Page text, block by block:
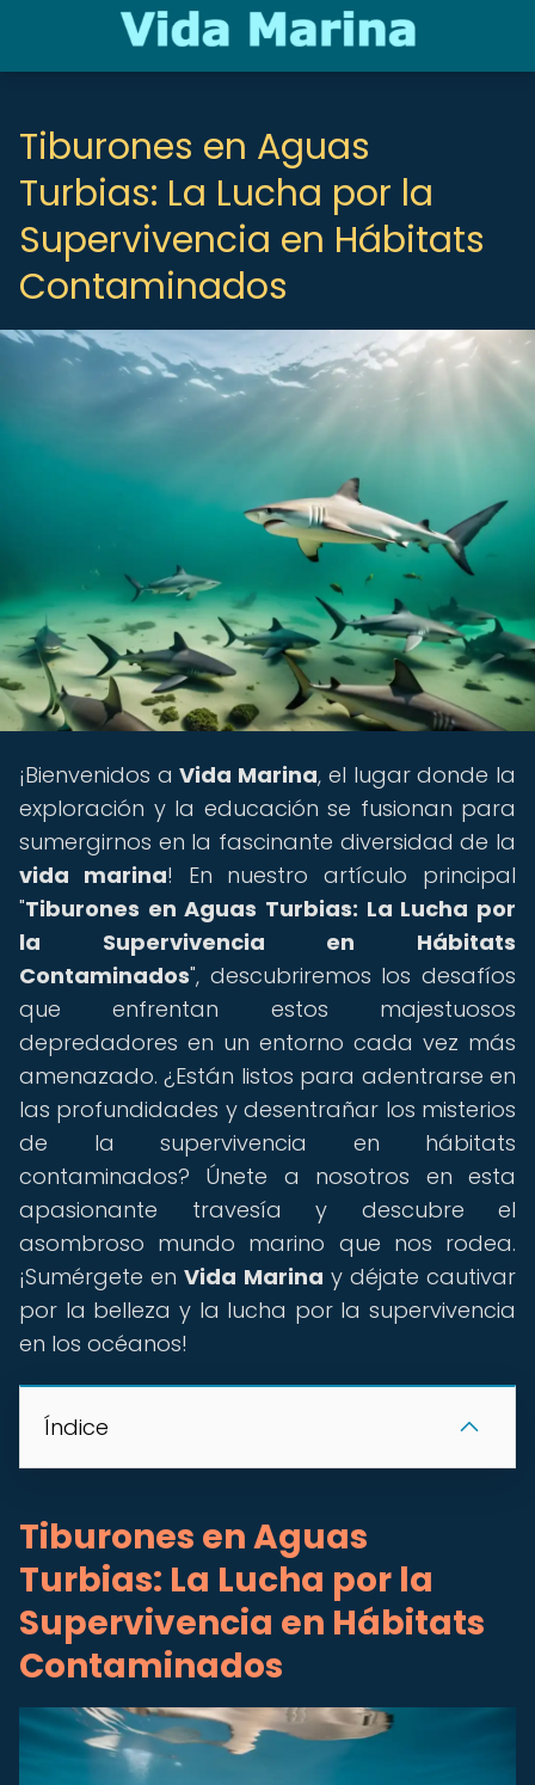
Tiburones en Aguas
Turbias: La Lucha por la
Supervivencia en Hábitats
Contaminados
¡Bienvenidos aVida Marina, el lugar donde la
exploración y la educación se fusionan para
sumergirnos en la fascinante diversidad de la
vida marina! En nuestro artículo principal
"Tiburones en Aguas Turbias: La Lucha por
la Supervivencia en Hábitats
Contaminados", descubriremos los desafíos
que enfrentan estos majestuosos
depredadores en un entorno cada vez más
amenazado. ¿Están listos para adentrarse en
las profundidades y desentrañar los misterios
de la supervivencia en hábitats
contaminados? Únete a nosotros en esta
apasionante travesía y descubre el
asombroso mundo marino que nos rodea.
¡Sumérgete enVida Marina y déjate cautivar
por la belleza y la lucha por la supervivencia
en los océanos!
Índice
Tiburones en Aguas
Turbias: La Lucha por la
Supervivencia en Hábitats
Contaminados